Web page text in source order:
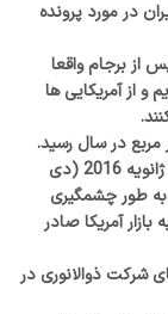
در مورد پرونده
از برجام واقعا
از آمریکایی ها
به گفته ذوالانوری، صادرات فرش شرکتش به آمریکا از ژانویه 2016 (دی
خرداد 1397) بار دیگر به طور چشمگیری
شرکت به بازار آمریکا صادر
شرکت ذوالانوری در